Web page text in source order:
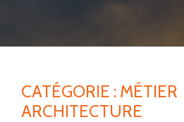
CATÉGORIE : MÉTIER
ARCHITECTURE